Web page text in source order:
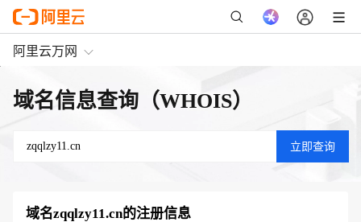
阿里云万网
域名信息查询（WHOIS）
域名zqqlzy11.cn的注册信息